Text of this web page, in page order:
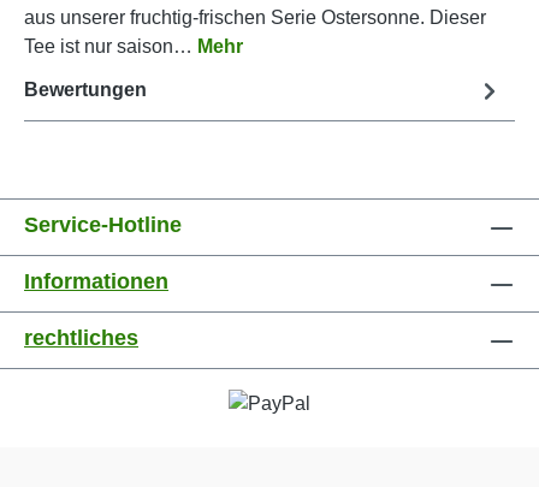
aus unserer fruchtig-frischen Serie Ostersonne. Dieser
Tee ist nur saison… Mehr
Bewertungen
Service-Hotline
Informationen
rechtliches